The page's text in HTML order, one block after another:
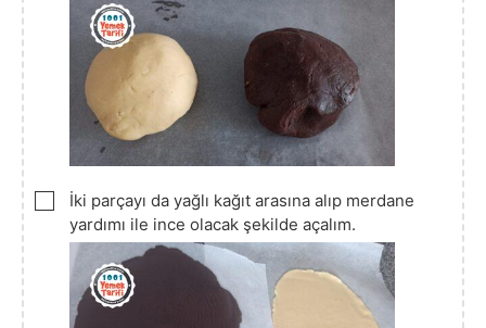
▢
İki parçayı da yağlı kağıt arasına alıp merdane
yardımı ile ince olacak şekilde açalım.